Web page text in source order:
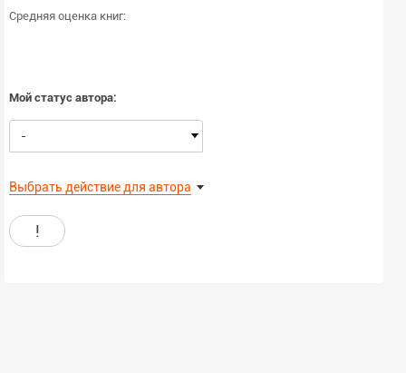
Средняя оценка книг:
Мой статус автора:
-
Выбрать действие для автора
!